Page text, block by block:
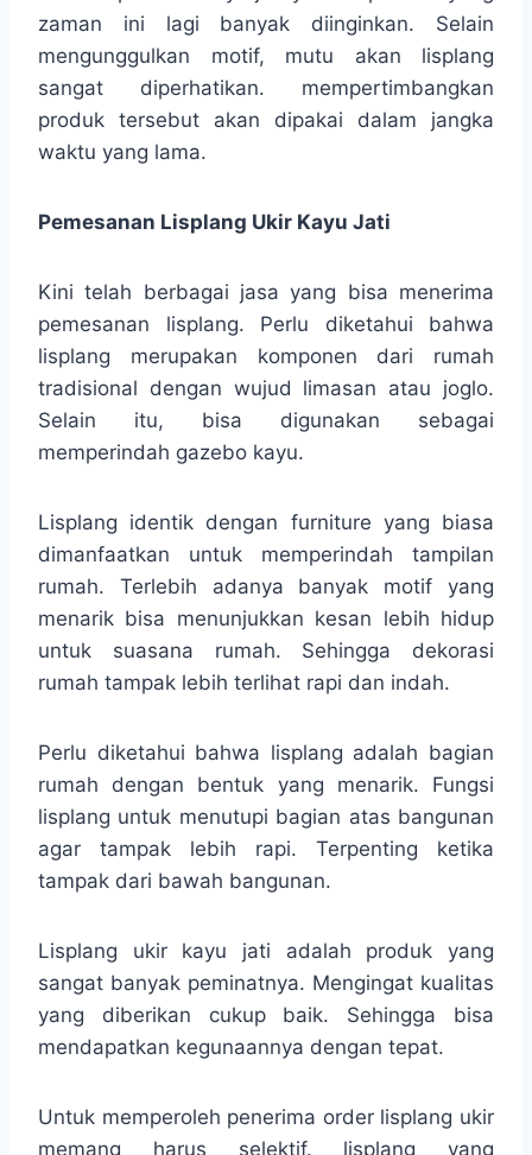
zaman ini lagi banyak diinginkan. Selain
mengunggulkan motif, mutu akan lisplang
sangat diperhatikan. mempertimbangkan
produk tersebut akan dipakai dalam jangka
waktu yang lama.
Pemesanan Lisplang Ukir Kayu Jati
Kini telah berbagai jasa yang bisa menerima
pemesanan lisplang. Perlu diketahui bahwa
lisplang merupakan komponen dari rumah
tradisional dengan wujud limasan atau joglo.
Selain itu, bisa digunakan sebagai
memperindah gazebo kayu.
Lisplang identik dengan furniture yang biasa
dimanfaatkan untuk memperindah tampilan
rumah. Terlebih adanya banyak motif yang
menarik bisa menunjukkan kesan lebih hidup
untuk suasana rumah. Sehingga dekorasi
rumah tampak lebih terlihat rapi dan indah.
Perlu diketahui bahwa lisplang adalah bagian
rumah dengan bentuk yang menarik. Fungsi
lisplang untuk menutupi bagian atas bangunan
agar tampak lebih rapi. Terpenting ketika
tampak dari bawah bangunan.
Lisplang ukir kayu jati adalah produk yang
sangat banyak peminatnya. Mengingat kualitas
yang diberikan cukup baik. Sehingga bisa
mendapatkan kegunaannya dengan tepat.
Untuk memperoleh penerima order lisplang ukir
memang harus selektif. lisplang yang